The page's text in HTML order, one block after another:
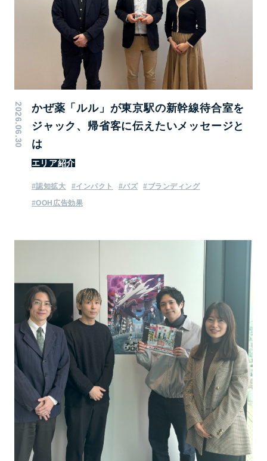
2026.06.30
かぜ薬「ルル」が東京駅の新幹線待合室を
ジャック、帰省客に伝えたいメッセージと
は
エリア紹介
#認知拡大 #インパクト #バズ
#ブランディング
#OOH広告効果